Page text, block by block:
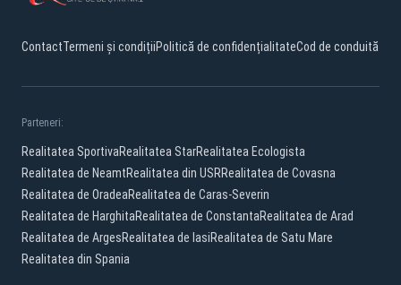
ContactTermeni și condițiiPolitică de confidențialitateCod de conduită
Parteneri:
Realitatea SportivaRealitatea StarRealitatea Ecologista
Realitatea de NeamtRealitatea din USRRealitatea de Covasna
Realitatea de OradeaRealitatea de Caras-Severin
Realitatea de HarghitaRealitatea de ConstantaRealitatea de Arad
Realitatea de ArgesRealitatea de IasiRealitatea de Satu Mare
Realitatea din Spania